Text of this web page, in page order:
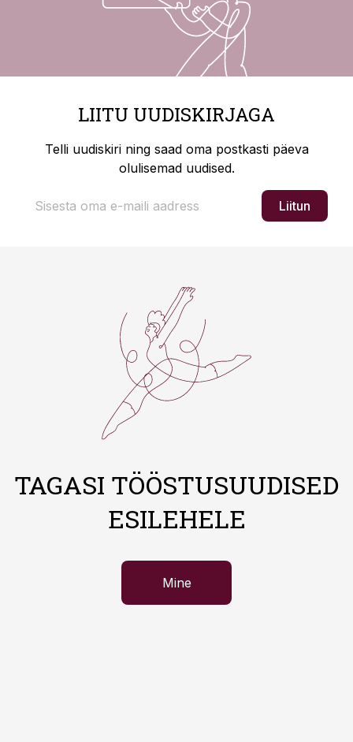
LIITU UUDISKIRJAGA
Telli uudiskiri ning saad oma postkasti päeva
olulisemad uudised.
Liitun
TAGASI TÖÖSTUSUUDISED
ESILEHELE
Mine